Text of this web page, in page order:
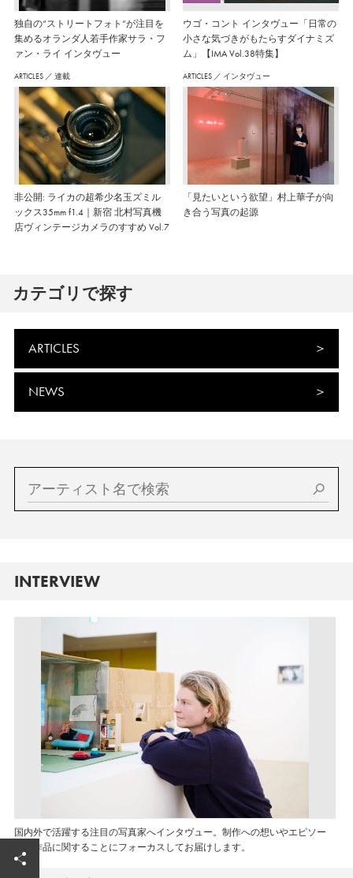
独自の“ストリートフォト”が注目を
集めるオランダ人若手作家サラ・フ
ァン・ライ インタヴュー
ウゴ・コント インタヴュー「日常の
小さな気づきがもたらすダイナミズ
ム」【IMA Vol.38特集】
ARTICLES ／ 連載
非公開: ライカの超希少名玉ズミル
ックス35mm f1.4｜新宿 北村写真機
店ヴィンテージカメラのすすめ Vol.7
ARTICLES ／ インタヴュー
「見たいという欲望」村上華子が向
き合う写真の起源
カテゴリで探す
ARTICLES
NEWS
INTERVIEW
国内外で活躍する注目の写真家へインタヴュー。制作への想いやエピソー
ド、作品に関することにフォーカスしてお届けします。